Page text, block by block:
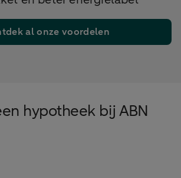
al onze voordelen
hypotheek bij ABN